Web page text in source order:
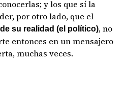
y los que sí la
por otro lado, que el
su realidad (el político), no
entonces en un mensajero
muchas veces.